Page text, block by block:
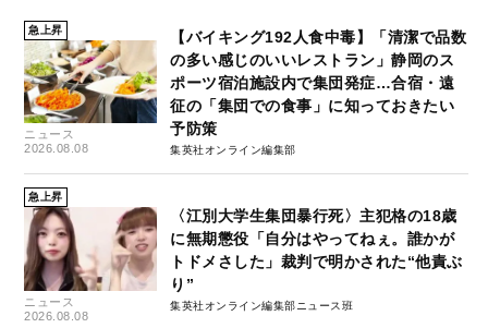
急上昇
ニュース
2026.08.08
【バイキング192人食中毒】「清潔で品数
の多い感じのいいレストラン」静岡のス
ポーツ宿泊施設内で集団発症…合宿・遠
征の「集団での食事」に知っておきたい
予防策
集英社オンライン編集部
急上昇
ニュース
2026.08.08
〈江別大学生集団暴行死〉主犯格の18歳
に無期懲役「自分はやってねぇ。誰かが
トドメさした」裁判で明かされた“他責ぶ
り”
集英社オンライン編集部ニュース班